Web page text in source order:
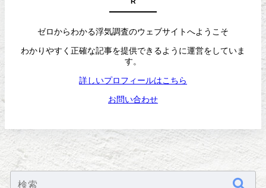
ゼロからわかる浮気調査のウェブサイトへようこそ
わかりやすく正確な記事を提供できるように運営をしていま
す。
詳しいプロフィールはこちら
お問い合わせ